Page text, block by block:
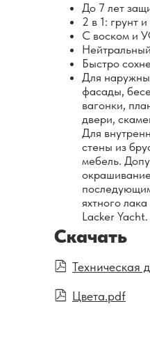
До 7 лет
2 в 1: грунт
С воском и
Быстро
Для
фасады,
вагонки,
двери,
Для
стены из
мебель.
яхтного
Lacker Yacht.
Скачать
Техническая
Цвета.pdf